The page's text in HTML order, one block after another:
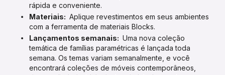
rápida e conveniente.
Materiais: Aplique revestimentos em seus ambientes
com a ferramenta de materiais Blocks.
Lançamentos semanais: Uma nova coleção
temática de famílias paramétricas é lançada toda
semana. Os temas variam semanalmente, e você
encontrará coleções de móveis contemporâneos,